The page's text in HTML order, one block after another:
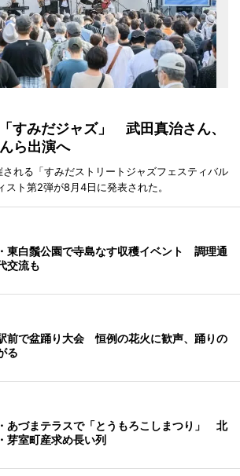
すみだジャズ」 武田真治さん、
ら出演へ
される「すみだストリートジャズフェスティバル
ト第2弾が8月4日に発表された。
東白鬚公園で寺島なす収穫イベント 調理通
交流も
前で盆踊り大会 恒例の花火に歓声、踊りの
る
あづまテラスで「とうもろこしまつり」 北
芽室町産求め長い列